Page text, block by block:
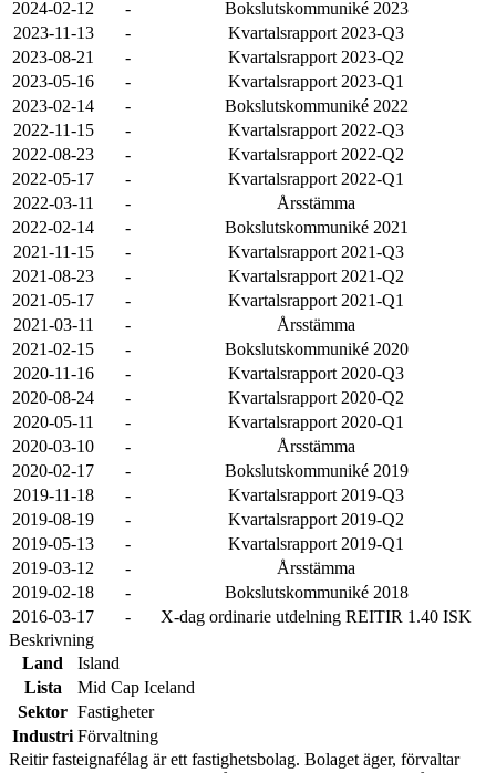
2024-02-12 -
Bokslutskommuniké 2023
2023-11-13
-
Kvartalsrapport 2023-Q3
2023-08-21
-
Kvartalsrapport 2023-Q2
2023-05-16
-
Kvartalsrapport 2023-Q1
2023-02-14
-
Bokslutskommuniké 2022
2022-11-15
-
Kvartalsrapport 2022-Q3
2022-08-23
-
Kvartalsrapport 2022-Q2
2022-05-17
-
Kvartalsrapport 2022-Q1
2022-03-11
-
Årsstämma
2022-02-14
-
Bokslutskommuniké 2021
2021-11-15
-
Kvartalsrapport 2021-Q3
2021-08-23
-
Kvartalsrapport 2021-Q2
2021-05-17
-
Kvartalsrapport 2021-Q1
2021-03-11
-
Årsstämma
2021-02-15
-
Bokslutskommuniké 2020
2020-11-16
-
Kvartalsrapport 2020-Q3
2020-08-24
-
Kvartalsrapport 2020-Q2
2020-05-11
-
Kvartalsrapport 2020-Q1
2020-03-10
-
Årsstämma
2020-02-17
-
Bokslutskommuniké 2019
2019-11-18
-
Kvartalsrapport 2019-Q3
2019-08-19
-
Kvartalsrapport 2019-Q2
2019-05-13
-
Kvartalsrapport 2019-Q1
2019-03-12
-
Årsstämma
2019-02-18
-
Bokslutskommuniké 2018
2016-03-17
-
X-dag ordinarie utdelning REITIR 1.40 ISK
Beskrivning
Land
Island
Lista
Mid Cap Iceland
Sektor Fastigheter
Industri Förvaltning
Reitir fasteignafélag är ett fastighetsbolag. Bolaget äger, förvaltar